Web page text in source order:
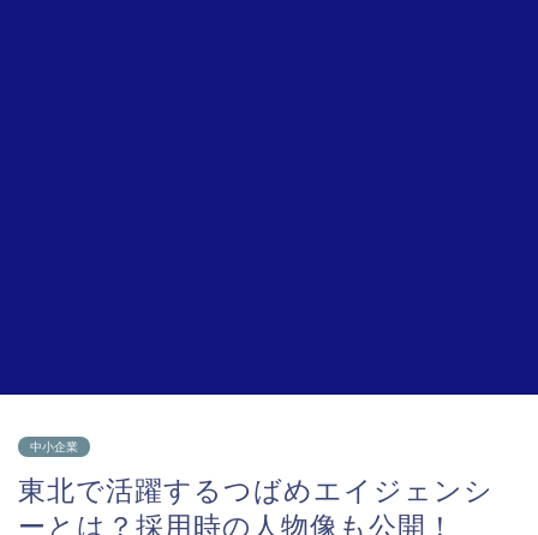
中小企業
東北で活躍するつばめエイジェンシ
ーとは？採用時の人物像も公開！